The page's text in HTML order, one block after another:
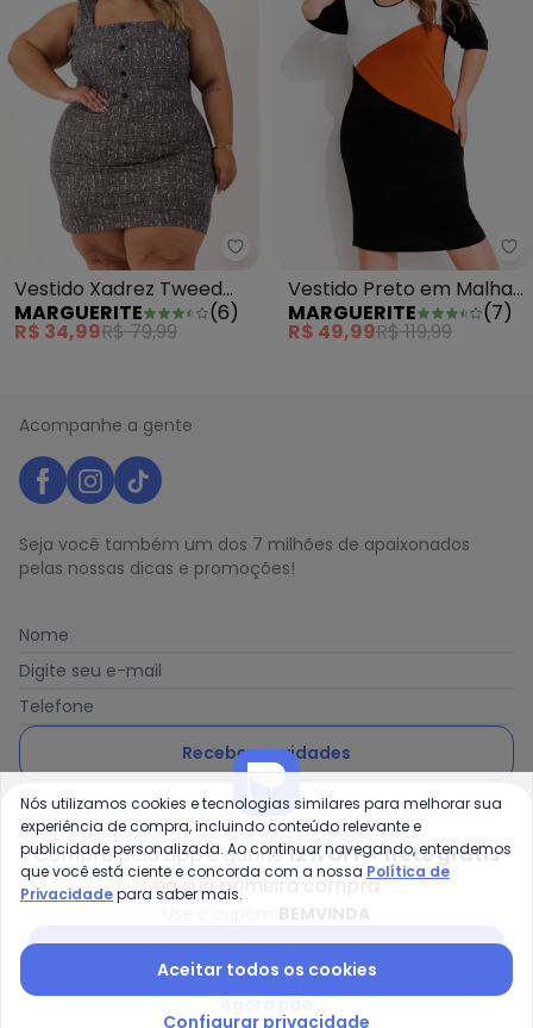
Marguerite - Vestido Xadrez
Vestido Xadrez Tweed
Cinza em Malha
MARGUERITE (6)
R$ 34,99R$ 79,99
Vestido Preto em Malha
de Viscose
MARGUERITE (7)
R$ 49,99R$ 119,99
Acompanhe a gente
Seja você também um dos 7 milhões de apaixonados
pelas nossas dicas e promoções!
Nome
Digite seu e-mail
Telefone
Receber novidades
Ao enviar o cadastro, você concorda com a nossa Política
de Privacidade
Posthaus é uma marca da Posthaus Ltda / CNPJ:
80.462.138/0001-41
Endereço: Rua Werner Duwe, 202 Bairro Badenfurt -
89.070-700 - Blumenau/SC
Compre pelo app e ganhe12% OFF + frete grátis
na sua primeira compra
Nós utilizamos cookies e tecnologias similares para melhorar sua
experiência de compra, incluindo conteúdo relevante e
publicidade personalizada. Ao continuar navegando, entendemos
que você está ciente e concorda com a nossa Política de
Privacidadepara saber mais.
Aceitar todos os cookies
Configurar privacidade